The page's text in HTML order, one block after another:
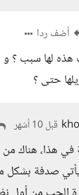
أضف ردا
لها سبب ؟ و
حتى ؟
قبل 10 أشهر
في هذا، هناك
صدفة بشكل